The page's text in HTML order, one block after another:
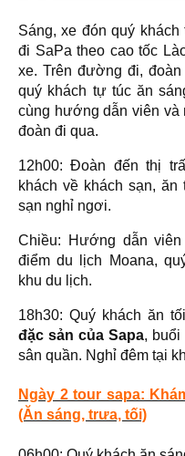
Sáng, xe đón quý
đi SaPa theo cao tốc
xe. Trên đường đi,
quý khách tự túc ăn
cùng hướng dẫn viên và
đoàn đi qua.
12h00: Đoàn đến thị
khách về khách sạn,
sạn nghỉ ngơi.
Chiều: Hướng dẫn
điểm du lịch Moana,
khu du lịch.
18h30: Quý khách ăn
đặc sản của Sapa,
sân quần. Nghỉ đêm tại
Ngày 2 tour sapa:
(Ăn sáng, trưa, tối)